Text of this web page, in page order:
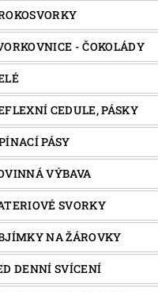
- ČOKOLÁDY
CEDULE, PÁSKY
PÁSY
VÝBAVA
SVORKY
NA ŽÁROVKY
DENNÍ SVÍCENÍ